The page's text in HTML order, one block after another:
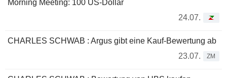
Morning Meeting: 100 US-Dollar
24.07.
CHARLES SCHWAB : Argus gibt eine Kauf-Bewertung ab
23.07.
ZM